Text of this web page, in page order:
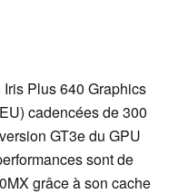
Plus 640 Graphics
cadencées de 300
GT3e du GPU
sont de
grâce à son cache